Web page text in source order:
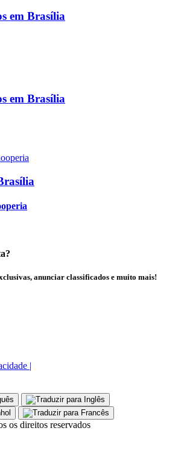
em Brasília
em Brasília
anunciar classificados e muito mais!
|
os direitos reservados